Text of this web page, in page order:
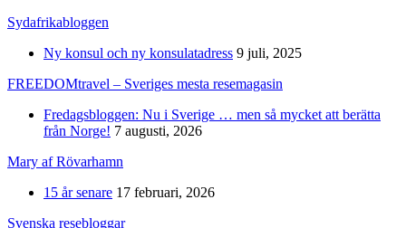
Sydafrikabloggen
Ny konsul och ny konsulatadress 9 juli, 2025
FREEDOMtravel – Sveriges mesta resemagasin
Fredagsbloggen: Nu i Sverige … men så mycket att berätta
från Norge! 7 augusti, 2026
Mary af Rövarhamn
15 år senare 17 februari, 2026
Svenska resebloggar